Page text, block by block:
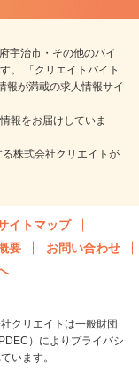
宇治市・その他のバイ
。 「クリエイトバイト
報が満載の求人情報サイ
報をお届けしていま
株式会社クリエイトが
イトマップ
要
お問い合わせ
クリエイトは一般財団
）によりプライバシ
います。